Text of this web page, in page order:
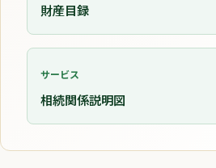
財産目録
サービス
相続関係説明図